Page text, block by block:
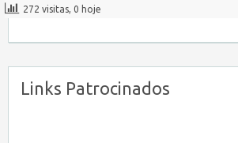
272 visitas, 0 hoje
Links Patrocinados